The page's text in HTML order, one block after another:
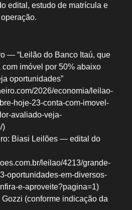
edital, estudo de matrícula e
— “Leilão do Banco Itaú, que
imóvel por 50% abaixo
oportunidades”
2026/economia/leilao-
hoje-23-conta-com-imovel-
avaliado-veja-
)
Biasi Leilões — edital do
leilao/4213/grande-
oportunidades-em-diversos-
e-aproveite?pagina=1)
(conforme indicação da